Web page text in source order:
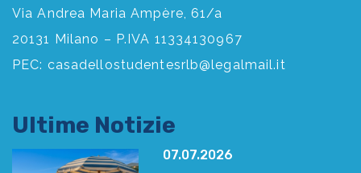
Via Andrea Maria Ampère, 61/a
20131 Milano – P.IVA 11334130967
PEC: casadellostudentesrlb@legalmail.it
Ultime Notizie
07.07.2026